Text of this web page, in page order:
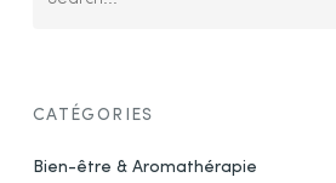
CATÉGORIES
Bien-être & Aromathérapie